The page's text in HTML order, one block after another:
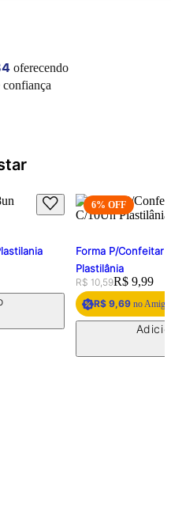
oferecendo
confiança
6% OFF
Forma P/
Plastilânia
Original price:
R$ 10,59Price:
R$ 9,99
R$ 9,69no Amigo